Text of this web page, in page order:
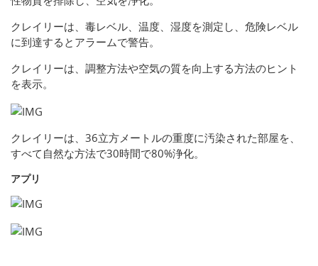
クレイリーは、毒レベル、温度、湿度を測定し、危険レベル
に到達するとアラームで警告。
クレイリーは、調整方法や空気の質を向上する方法のヒント
を表示。
クレイリーは、36立方メートルの重度に汚染された部屋を、
すべて自然な方法で30時間で80%浄化。
アプリ